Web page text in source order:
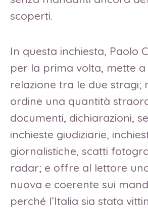
scoperti.
In questa inchiesta, Paolo
per la prima volta, mette
relazione tra le due stragi;
ordine una quantità
documenti, dichiarazioni,
inchieste giudiziarie,
giornalistiche, scatti
radar; e offre al lettore
nuova e coerente sui
perché l’Italia sia stata